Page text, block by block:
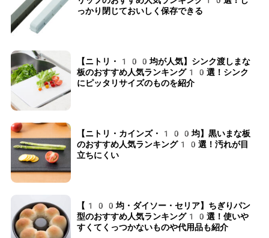
っかり閉じておいしく保存できる
【ニトリ・100均が人気】シンク渡しまな
板のおすすめ人気ランキング10選！シンク
にピッタリサイズのものを紹介
【ニトリ・カインズ・100均】黒いまな板
のおすすめ人気ランキング10選！汚れが目
立ちにくい
【100均・ダイソー・セリア】ちぎりパン
型のおすすめ人気ランキング10選！使いや
すくてくっつかないものや代用品も紹介